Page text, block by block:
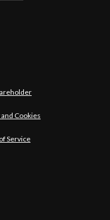
Cookies
Service